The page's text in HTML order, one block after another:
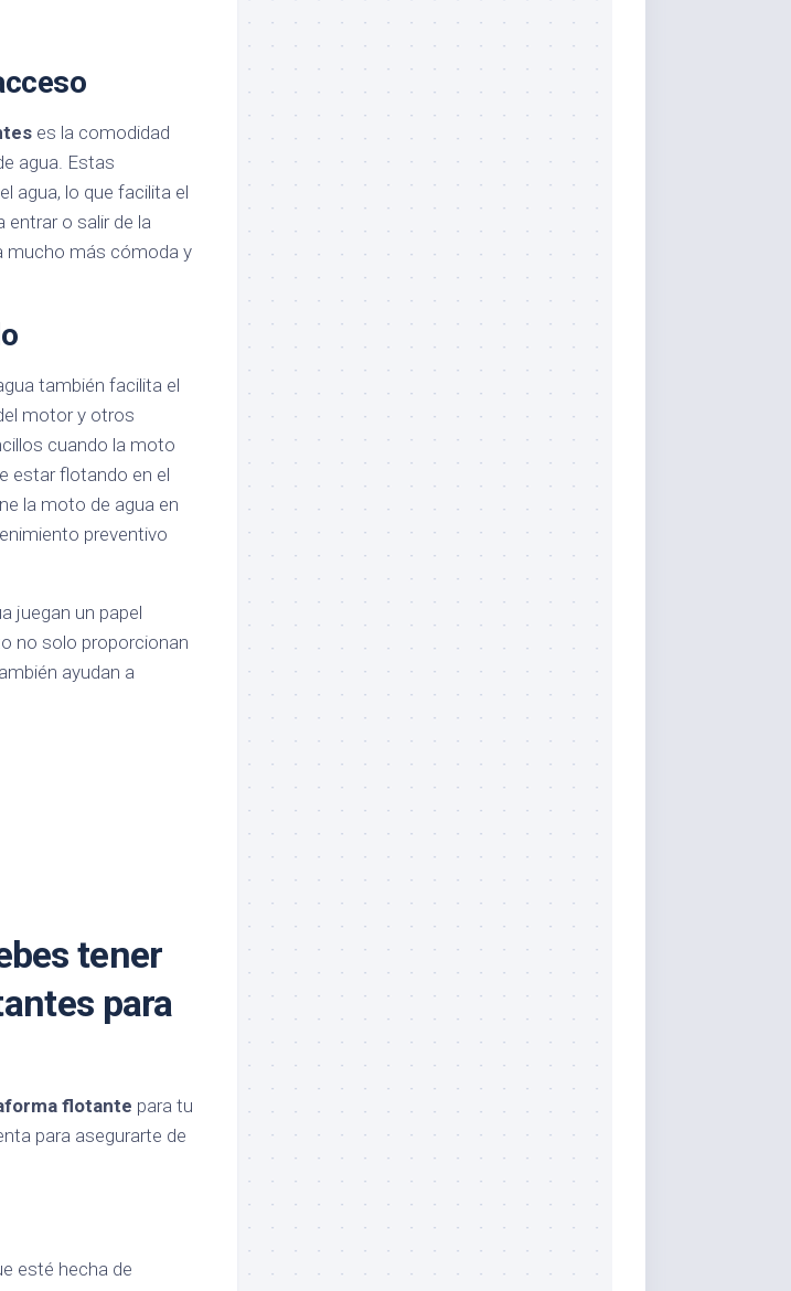
es la comodidad
agua. Estas
agua, lo que facilita el
o salir de la
mucho más cómoda y
también facilita el
motor y otros
cuando la moto
estar flotando en el
la moto de agua en
preventivo
juegan un papel
no solo proporcionan
ayudan a
tener
para
flotante para tu
para asegurarte de
esté hecha de